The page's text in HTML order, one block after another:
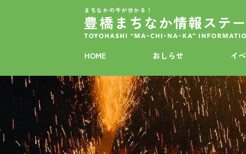
まちなかの今が分かる！
HOME おしらせ イ